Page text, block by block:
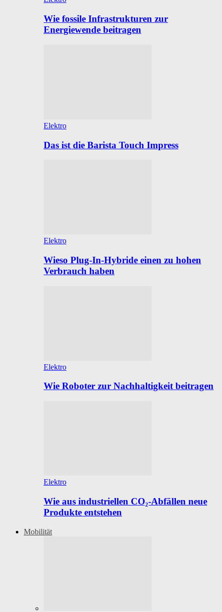
Wie fossile Infrastrukturen zur
Energiewende beitragen
Elektro
Das ist die Barista Touch Impress
Elektro
Wieso Plug-In-Hybride einen zu hohen
Verbrauch haben
Elektro
Wie Roboter zur Nachhaltigkeit beitragen
Elektro
Wie aus industriellen CO₂-Abfällen neue
Produkte entstehen
Mobilität